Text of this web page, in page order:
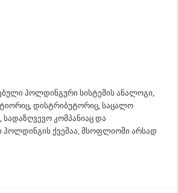
ჰოლდინგური სისტემის ანალოგი,
დისტრიბუტორიც, საცალო
სადაზღვევო კომპანიაც და
ჰოლდინგის ქვეშაა, მსოფლიოში არსად